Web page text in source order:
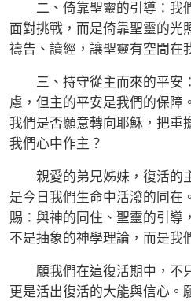
二、倚靠聖靈的引導：我
面對挑戰，而是倚靠聖靈的光
禱告、讀經，讓聖靈有空間在
三、持守從主而來的平安
慮，但主的平安是我們的保障
我們是否願意轉向耶穌，把重
我們心中作主？
親愛的弟兄姊妹，復活的
是今日我們生命中活潑的同在
賜：與神的同住、聖靈的引導
不是抽象的神學理論，而是我
願我們在這復活期中，不只
更是活出復活的大能與信心。